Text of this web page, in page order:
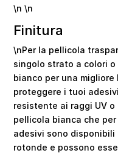
\n \n
Finitura
\nPer la pellicola
singolo strato a colori
bianco per una
proteggere i tuoi
resistente ai raggi UV
pellicola bianca che
adesivi sono
rotonde e possono